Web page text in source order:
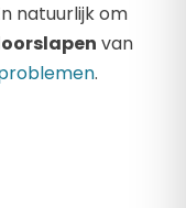
natuurlijk om
van
.